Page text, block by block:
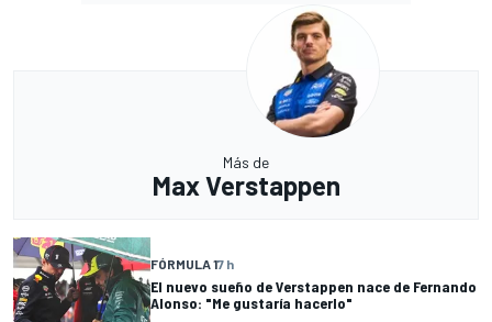
Más de
Max Verstappen
FÓRMULA 17 h
El nuevo sueño de Verstappen nace de Fernando
Alonso: "Me gustaría hacerlo"